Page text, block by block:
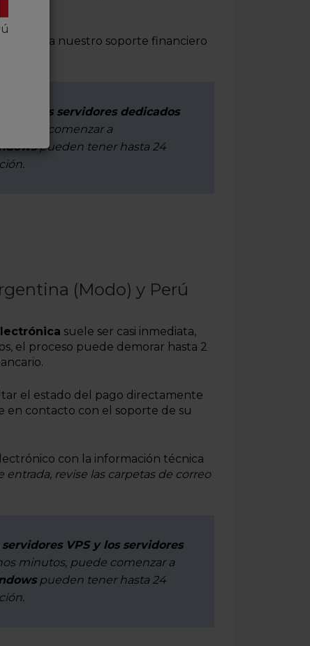
acceda a nuestro soporte financiero
VPS y los servidores dedicados
puede comenzar a
pueden tener hasta 24
(Modo) y Perú
suele ser casi inmediata,
el proceso puede demorar hasta 2
el estado del pago directamente
en contacto con el soporte de su
con la información técnica
revise las carpetas de correo
servidores VPS y los servidores
minutos, puede comenzar a
pueden tener hasta 24